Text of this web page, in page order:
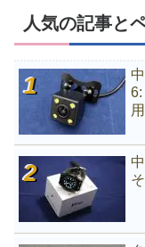
人気の記事と
用